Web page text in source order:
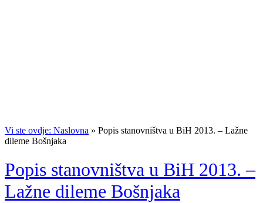
Vi ste ovdje: Naslovna » Popis stanovništva u BiH 2013. – Lažne
dileme Bošnjaka
Popis stanovništva u BiH 2013. –
Lažne dileme Bošnjaka